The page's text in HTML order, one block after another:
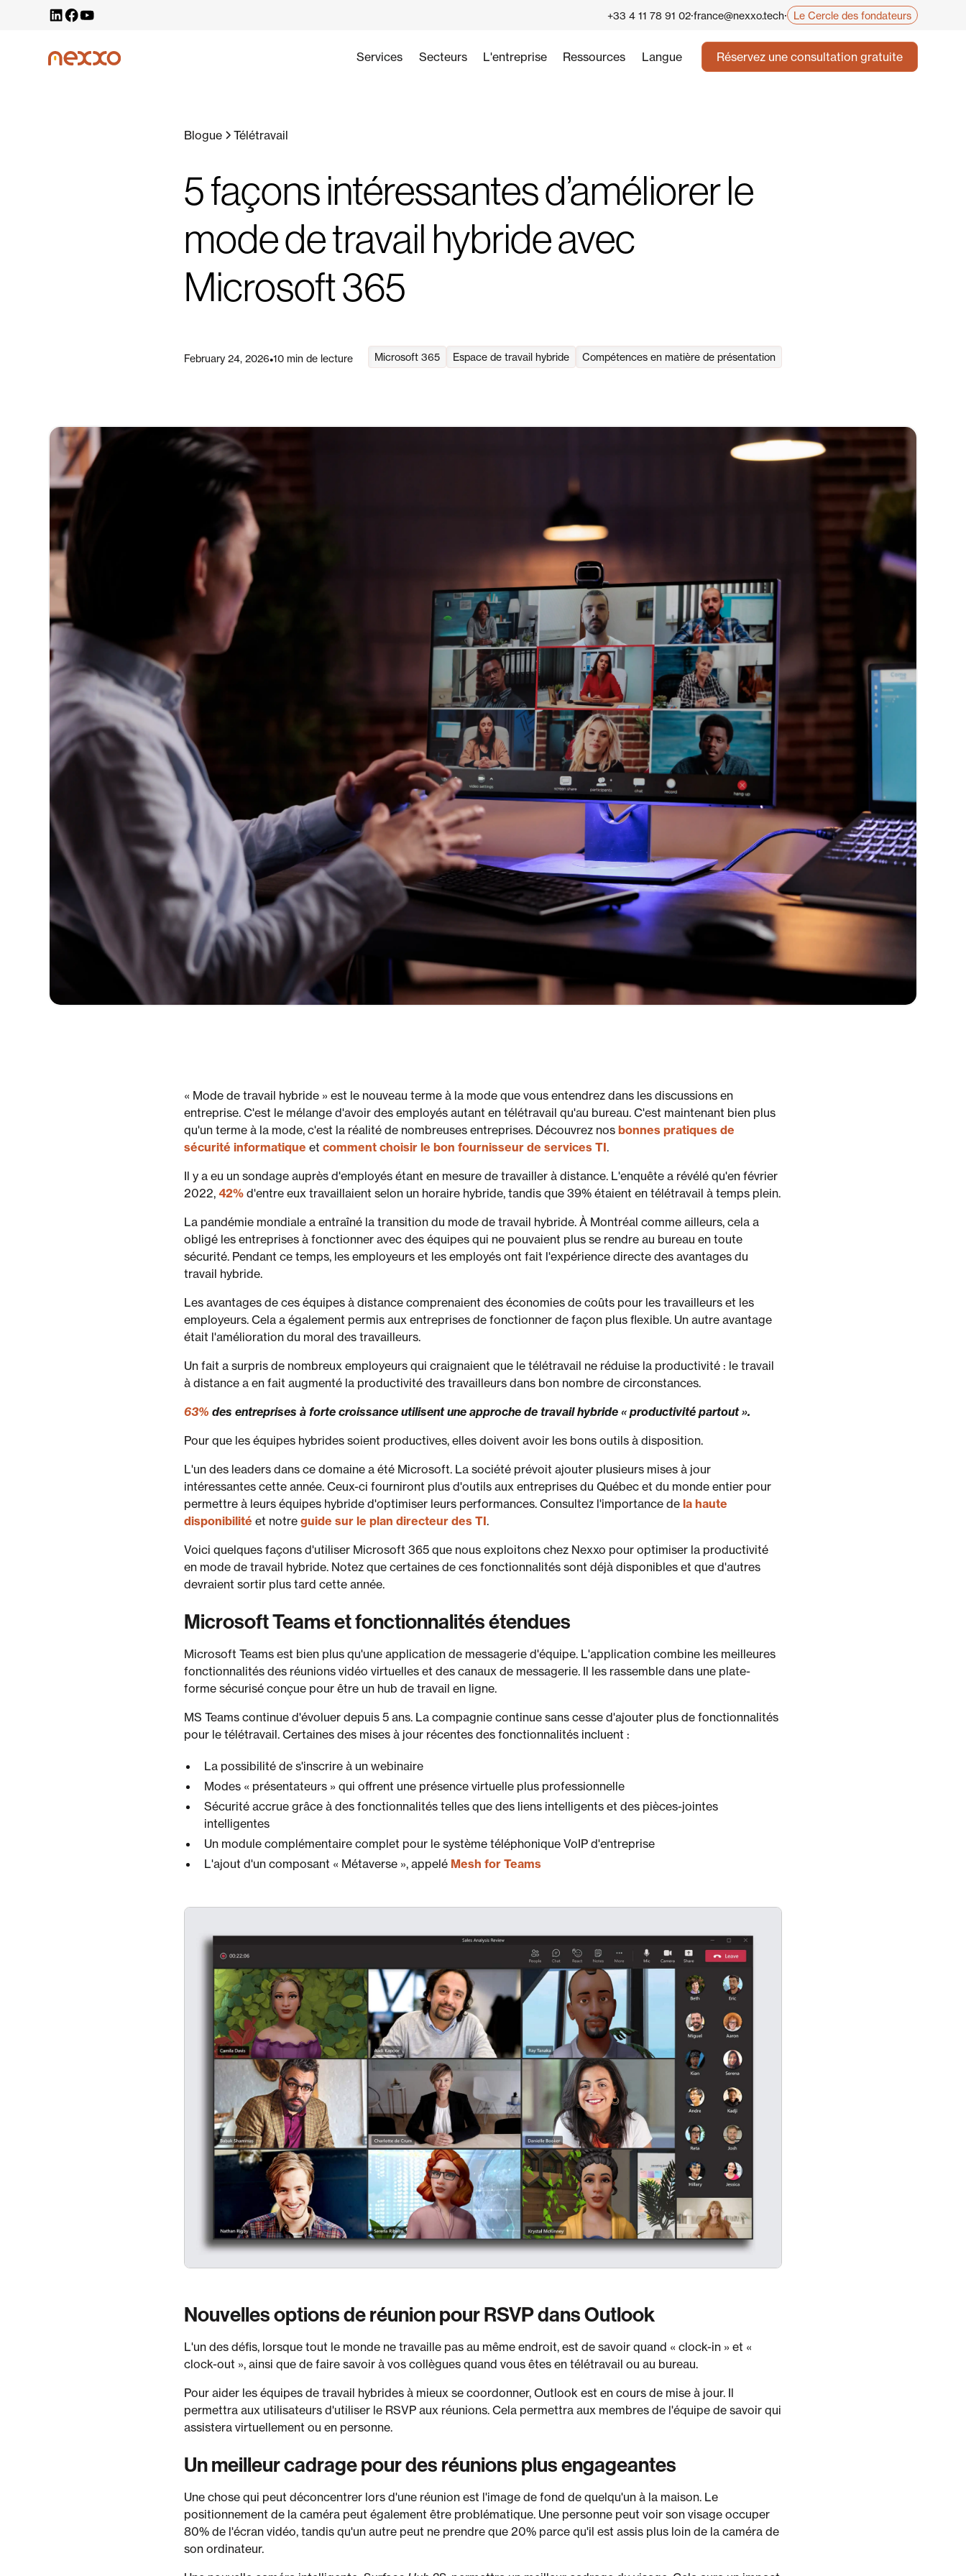
+33 4 11 78 91 02·france@nexxo.tech· Le Cercle des fondateurs
Services Secteurs L'entreprise Ressources Langue Réservez une consultation gratuite
Blogue Télétravail
5 façons intéressantes d’améliorer le
mode de travail hybride avec
Microsoft 365
February 24, 2026•10 min de lecture Microsoft 365 Espace de travail hybride Compétences en matière de présentation
« Mode de travail hybride » est le nouveau terme à la mode que vous entendrez dans les discussions en
entreprise. C'est le mélange d'avoir des employés autant en télétravail qu'au bureau. C'est maintenant bien plus
qu'un terme à la mode, c'est la réalité de nombreuses entreprises. Découvrez nos bonnes pratiques de
sécurité informatique et comment choisir le bon fournisseur de services TI.
Il y a eu un sondage auprès d'employés étant en mesure de travailler à distance. L'enquête a révélé qu'en février
2022, 42% d'entre eux travaillaient selon un horaire hybride, tandis que 39% étaient en télétravail à temps plein.
La pandémie mondiale a entraîné la transition du mode de travail hybride. À Montréal comme ailleurs, cela a
obligé les entreprises à fonctionner avec des équipes qui ne pouvaient plus se rendre au bureau en toute
sécurité. Pendant ce temps, les employeurs et les employés ont fait l'expérience directe des avantages du
travail hybride.
Les avantages de ces équipes à distance comprenaient des économies de coûts pour les travailleurs et les
employeurs. Cela a également permis aux entreprises de fonctionner de façon plus flexible. Un autre avantage
était l'amélioration du moral des travailleurs.
Un fait a surpris de nombreux employeurs qui craignaient que le télétravail ne réduise la productivité : le travail
à distance a en fait augmenté la productivité des travailleurs dans bon nombre de circonstances.
63% des entreprises à forte croissance utilisent une approche de travail hybride « productivité partout ».
Pour que les équipes hybrides soient productives, elles doivent avoir les bons outils à disposition.
L'un des leaders dans ce domaine a été Microsoft. La société prévoit ajouter plusieurs mises à jour
intéressantes cette année. Ceux-ci fourniront plus d'outils aux entreprises du Québec et du monde entier pour
permettre à leurs équipes hybride d'optimiser leurs performances. Consultez l'importance de la haute
disponibilité et notre guide sur le plan directeur des TI.
Voici quelques façons d'utiliser Microsoft 365 que nous exploitons chez Nexxo pour optimiser la productivité
en mode de travail hybride. Notez que certaines de ces fonctionnalités sont déjà disponibles et que d'autres
devraient sortir plus tard cette année.
Microsoft Teams et fonctionnalités étendues
Microsoft Teams est bien plus qu'une application de messagerie d'équipe. L'application combine les meilleures
fonctionnalités des réunions vidéo virtuelles et des canaux de messagerie. Il les rassemble dans une plate-
forme sécurisé conçue pour être un hub de travail en ligne.
MS Teams continue d'évoluer depuis 5 ans. La compagnie continue sans cesse d'ajouter plus de fonctionnalités
pour le télétravail. Certaines des mises à jour récentes des fonctionnalités incluent :
La possibilité de s'inscrire à un webinaire
Modes « présentateurs » qui offrent une présence virtuelle plus professionnelle
Sécurité accrue grâce à des fonctionnalités telles que des liens intelligents et des pièces-jointes
intelligentes
Un module complémentaire complet pour le système téléphonique VoIP d'entreprise
L'ajout d'un composant « Métaverse », appelé Mesh for Teams
Nouvelles options de réunion pour RSVP dans Outlook
L'un des défis, lorsque tout le monde ne travaille pas au même endroit, est de savoir quand « clock-in » et «
clock-out », ainsi que de faire savoir à vos collègues quand vous êtes en télétravail ou au bureau.
Pour aider les équipes de travail hybrides à mieux se coordonner, Outlook est en cours de mise à jour. Il
permettra aux utilisateurs d'utiliser le RSVP aux réunions. Cela permettra aux membres de l'équipe de savoir qui
assistera virtuellement ou en personne.
Un meilleur cadrage pour des réunions plus engageantes
Une chose qui peut déconcentrer lors d'une réunion est l'image de fond de quelqu'un à la maison. Le
positionnement de la caméra peut également être problématique. Une personne peut voir son visage occuper
80% de l'écran vidéo, tandis qu'un autre peut ne prendre que 20% parce qu'il est assis plus loin de la caméra de
son ordinateur.